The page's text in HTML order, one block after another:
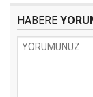
HABERE